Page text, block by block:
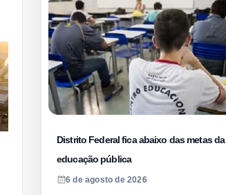
Distrito Federal fica abaixo das metas da
educação pública
6 de agosto de 2026